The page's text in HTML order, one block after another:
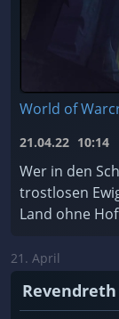
World of
21.04.22 10:14
Wer in den
trostlosen
Land ohne
Soll ...
21. April
Revendreth